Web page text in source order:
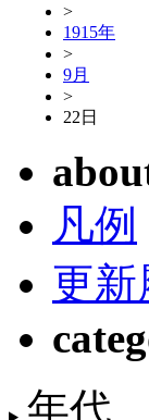
>
1915年
>
9月
>
22日
凡例
更新
年代